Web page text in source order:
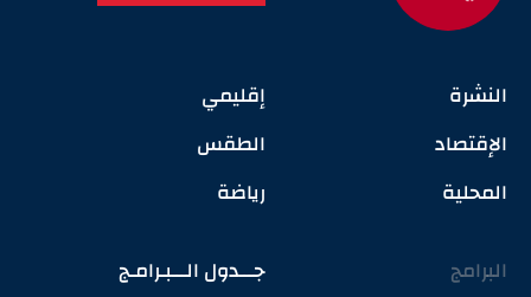
النشرة
الإقتصاد
المحلية
إقليمي
الطقس
رياضة
البرامج
جـــدول الـــبـرامـج